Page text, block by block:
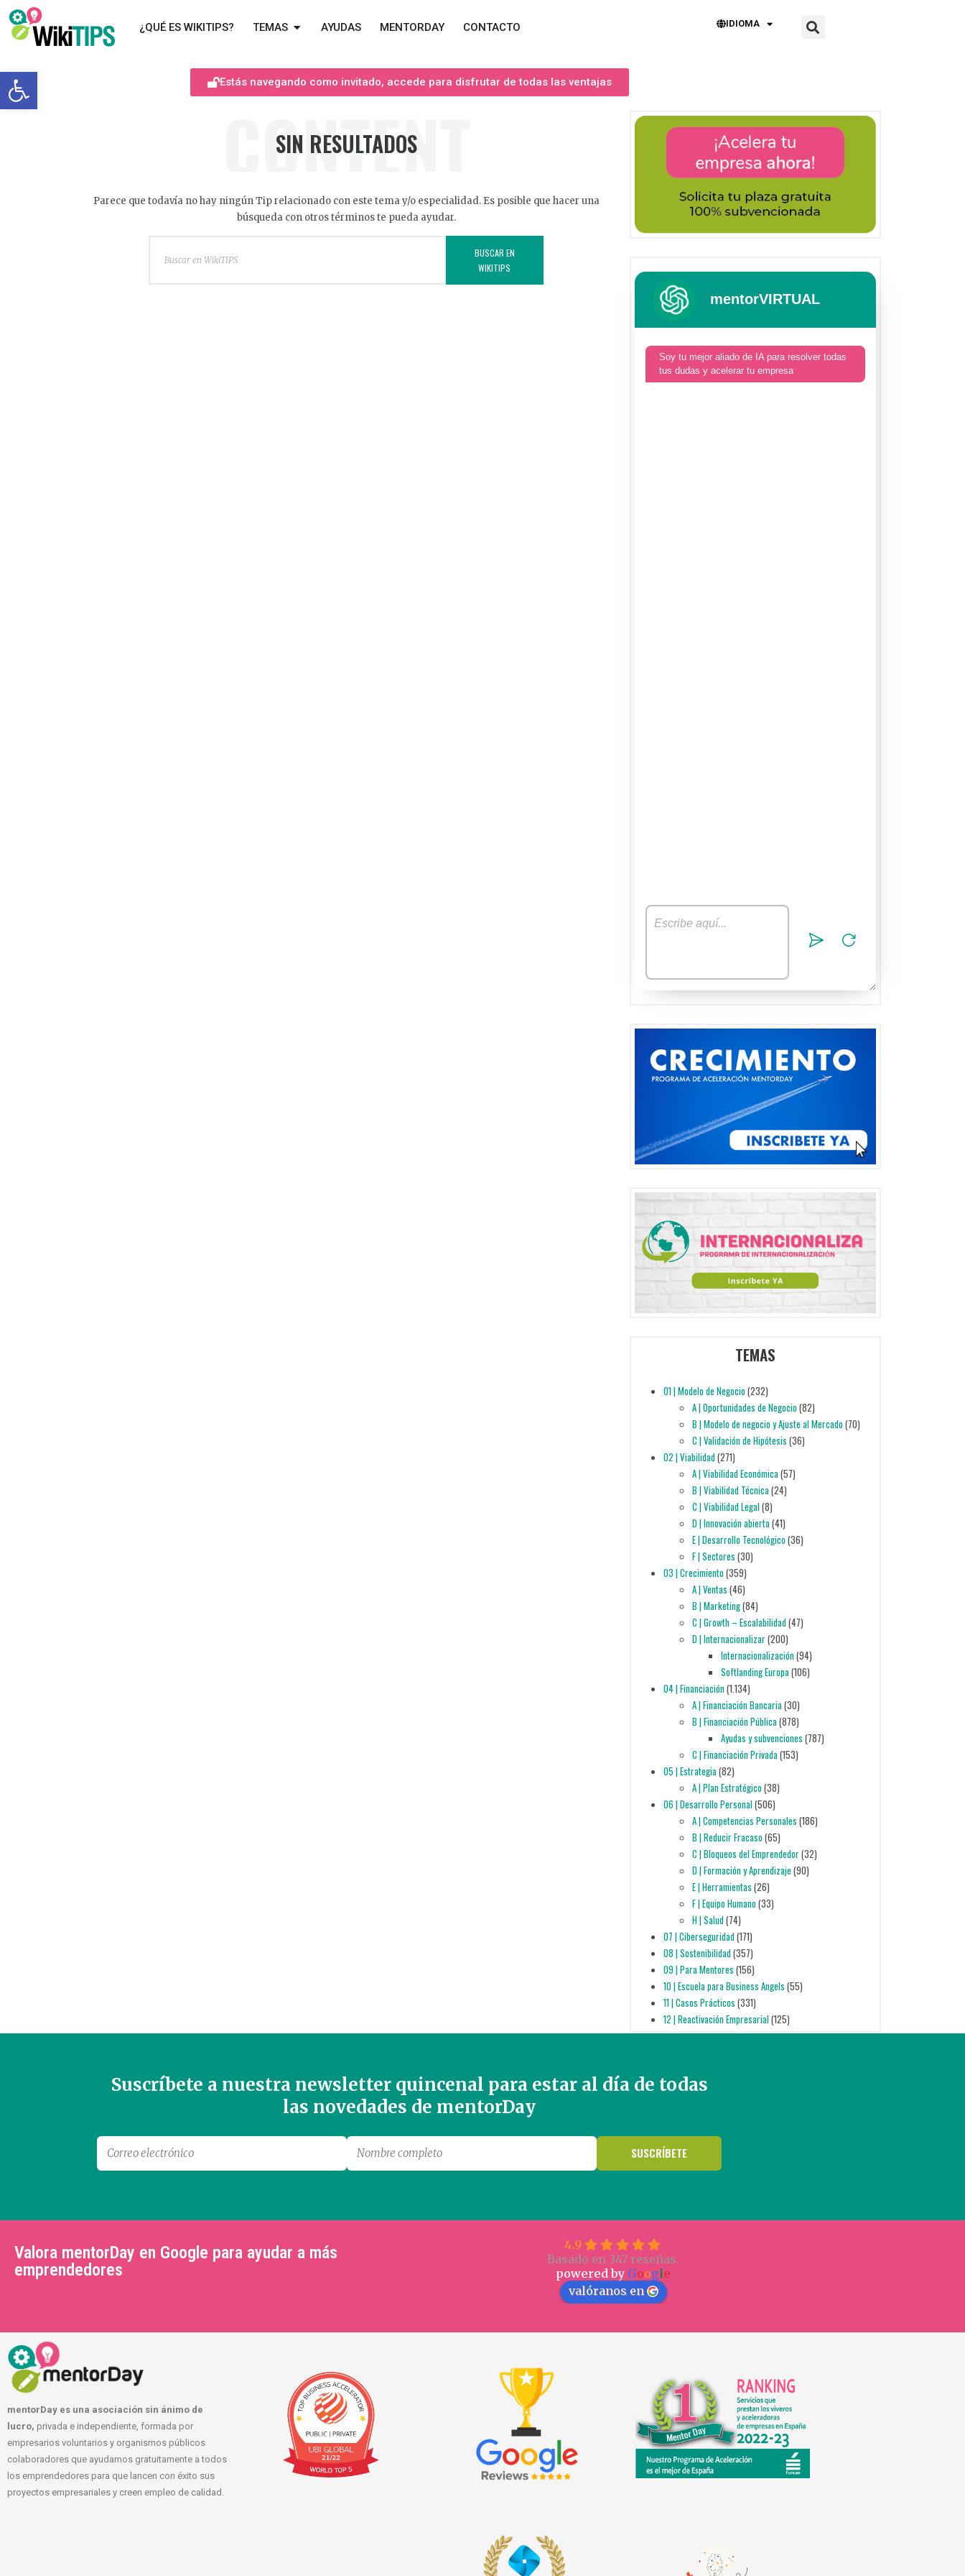
Abrir barra de herramientas
¿QUÉ ES WIKITIPS? TEMAS AYUDAS MENTORDAY CONTACTO IDIOMA
Estás navegando como invitado, accede para disfrutar de todas las ventajas
CONTENT
SIN RESULTADOS
Parece que todavía no hay ningún Tip relacionado con este tema y/o especialidad. Es posible que hacer una
búsqueda con otros términos te pueda ayudar.
BUSCAR EN
WIKITIPS
mentorVIRTUAL
Soy tu mejor aliado de IA para resolver todas
tus dudas y acelerar tu empresa
TEMAS
01 | Modelo de Negocio(232)
A | Oportunidades de Negocio(82)
B | Modelo de negocio y Ajuste al Mercado(70)
C | Validación de Hipótesis (36)
02 | Viabilidad(271)
A | Viabilidad Económica(57)
B | Viabilidad Técnica(24)
C | Viabilidad Legal(8)
D | Innovación abierta(41)
E | Desarrollo Tecnológico(36)
F | Sectores (30)
03 | Crecimiento(359)
A | Ventas (46)
B | Marketing(84)
C | Growth – Escalabilidad(47)
D | Internacionalizar(200)
Internacionalización(94)
Softlanding Europa(106)
04 | Financiación(1.134)
A | Financiación Bancaria(30)
B | Financiación Pública(878)
Ayudas y subvenciones (787)
C | Financiación Privada(153)
05 | Estrategia(82)
A | Plan Estratégico(38)
06 | Desarrollo Personal(506)
A | Competencias Personales (186)
B | Reducir Fracaso(65)
C | Bloqueos del Emprendedor(32)
D | Formación y Aprendizaje (90)
E | Herramientas (26)
F | Equipo Humano(33)
H | Salud(74)
07 | Ciberseguridad(171)
08 | Sostenibilidad(357)
09 | Para Mentores (156)
10 | Escuela para Business Angels (55)
11 | Casos Prácticos (331)
12 | Reactivación Empresarial(125)
Suscríbete a nuestra newsletter quincenal para estar al día de todas
las novedades de mentorDay
Valora mentorDay en Google para ayudar a más
emprendedores
4.9
Basado en 347 reseñas.
powered by Google
valóranos en
mentorDay es una asociación sin ánimo de
lucro, privada e independiente, formada por
empresarios voluntarios y organismos públicos
colaboradores que ayudamos gratuitamente a todos
los emprendedores para que lancen con éxito sus
proyectos empresariales y creen empleo de calidad.